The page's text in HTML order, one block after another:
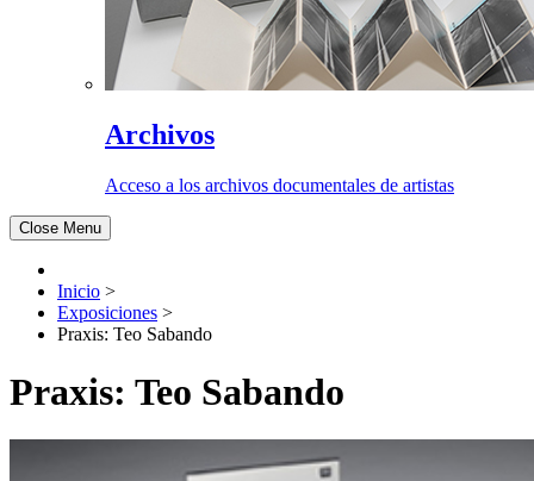
Archivos
Acceso a los archivos documentales de artistas
Close Menu
Inicio >
Exposiciones >
Praxis: Teo Sabando
Praxis: Teo Sabando